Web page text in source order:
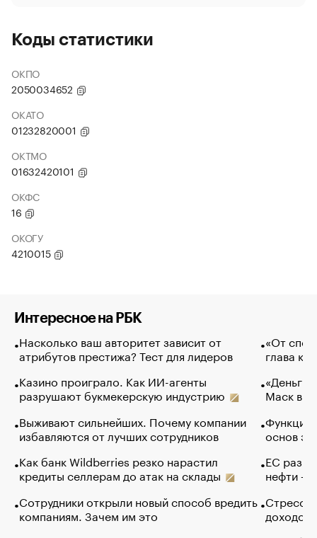
Коды статистики
ОКПО
2050034652
ОКАТО
01232820001
ОКТМО
01632420101
ОКФС
16
ОКОГУ
4210015
Интересное на РБК
Насколько ваш авторитет зависит от
атрибутов престижа? Тест для лидеров
Казино проиграло. Как ИИ-агенты
разрушают букмекерскую индустрию
Выживают сильнейших. Почему компании
избавляются от лучших сотрудников
Как банк Wildberries резко нарастил
кредиты селлерам до атак на склады
Сотрудники открыли новый способ вредить
компаниям. Зачем им это
«От
глава
«Деньги
Маск в
Функции
основ
ЕС
нефти —
Стресс
доходов